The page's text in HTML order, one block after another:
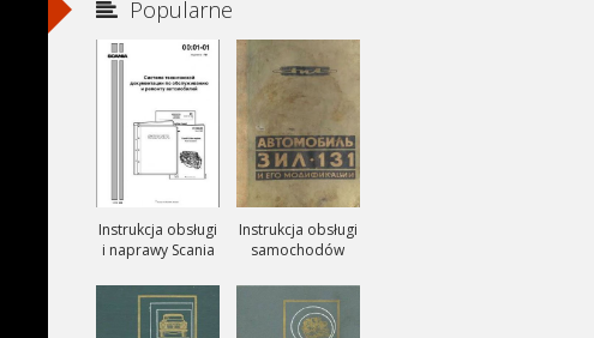
Popularne
Instrukcja obsługi
i naprawy Scania
Instrukcja obsługi
samochodów
ZIŁ-131, ZIŁ-131A
i ZIŁ-131V